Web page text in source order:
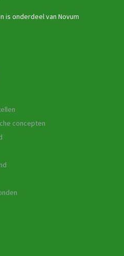
is onderdeel van Novum
concepten